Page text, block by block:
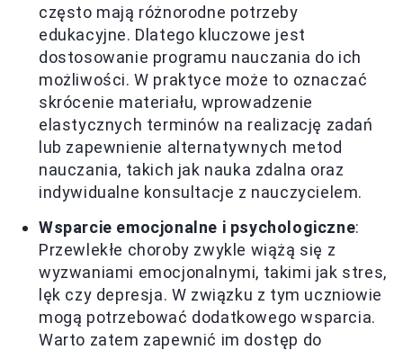
często mają różnorodne potrzeby
edukacyjne. Dlatego kluczowe jest
dostosowanie programu nauczania do ich
możliwości. W praktyce może to oznaczać
skrócenie materiału, wprowadzenie
elastycznych terminów na realizację zadań
lub zapewnienie alternatywnych metod
nauczania, takich jak nauka zdalna oraz
indywidualne konsultacje z nauczycielem.
Wsparcie emocjonalne i psychologiczne:
Przewlekłe choroby zwykle wiążą się z
wyzwaniami emocjonalnymi, takimi jak stres,
lęk czy depresja. W związku z tym uczniowie
mogą potrzebować dodatkowego wsparcia.
Warto zatem zapewnić im dostęp do